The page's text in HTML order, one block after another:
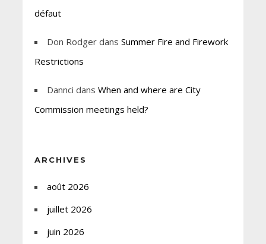
défaut
Don Rodgerdans Summer Fire and Firework
Restrictions
Dannci dans When and where are City
Commission meetings held?
ARCHIVES
août 2026
juillet 2026
juin 2026